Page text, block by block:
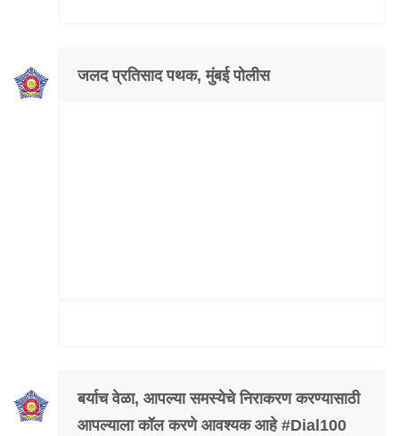
जलद प्रतिसाद पथक, मुंबई पोलीस
बर्याच वेळा, आपल्या समस्येचे निराकरण करण्यासाठी
आपल्याला कॉल करणे आवश्यक आहे #Dial100